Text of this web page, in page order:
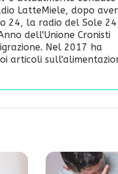
LatteMiele, dopo aver
24, la radio del Sole 24
dell'Unione Cronisti
Nel 2017 ha
articoli